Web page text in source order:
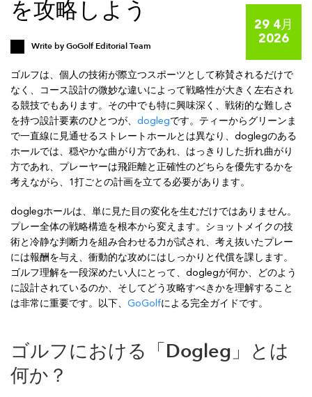
を攻略しよう
29 4月
2026
Write byGoGolf Editorial Team
ゴルフは、個人の技術が際立つスポーツとして称賛されるだけで
なく、コース設計の微妙な違いによって戦略性が大きく左右され
る競技でもあります。その中でも特に興味深く、戦術的な難しさ
を持つ設計要素のひとつが、 doglegです。ティーからグリーンま
で一直線に見通せるストレートホールとは異なり、doglegのある
ホールでは、穏やかな曲がり方であれ、はっきりした折れ曲がり
方であれ、プレーヤーは飛距離と正確性のどちらを優先するかを
考えながら、1打ごとの計画を立てる必要があります。
doglegホールは、単に見た目の変化を生むだけではありません。
プレー全体の戦略構造を根本から変えます。ショットメイクの技
術と冷静な判断力を組み合わせる力が試され、考え抜いたプレー
には報酬を与え、衝動的な攻めにはしっかりと代償を課します。
ゴルフ理解を一段深めたい人にとって、doglegが何か、どのよう
に設計されているのか、そしてどう攻略すべきかを理解すること
は非常に重要です。以下、 GoGolfによる完全ガイドです。
ゴルフにおける「Dogleg」とは
何か？